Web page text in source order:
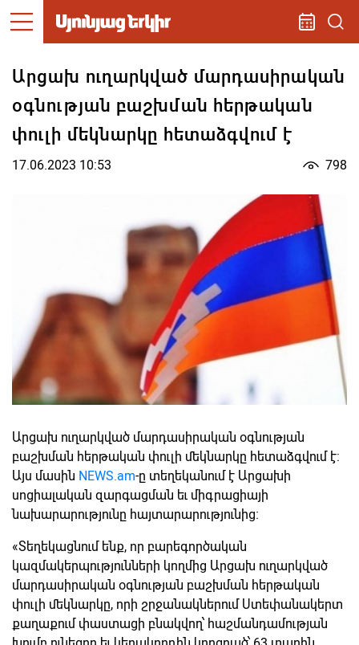
Արցախ ուղարկված մարդասիրական
օգնության բաշխման հերթական
փուլի մեկնարկը հետաձգվում է
17.06.2023 10:53 798
Արցախ ուղարկված մարդասիրական օգնության
բաշխման հերթական փուլի մեկնարկը հետաձգվում է:
Այս մասին NEWS.am-ը տեղեկանում է Արցախի
սոցիալական զարգացման եւ միգրացիայի
նախարարությունը հայտարարությունից։
«Տեղեկացնում ենք, որ բարեգործական
կազմակերպությունների կողմից Արցախ ուղարկված
մարդասիրական օգնության բաշխման հերթական
փուլի մեկնարկը, որի շրջանակներում Ստեփանակերտ
քաղաքում փաստացի բնակվող՝ հաշմանդամության